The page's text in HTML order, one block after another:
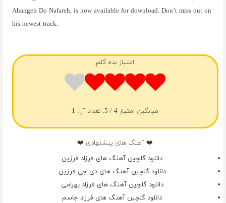
Ahangeh Do Nafareh, is now available for download. Don’t miss out on
his newest track.
امتیاز بده گلم
میانگین امتیاز 4/ 5. تعداد آرا: 1
❤️ آهنگ های پیشنهادی ❤️
دانلود گلچین آهنگ های فرزاد فرزین
دانلود گلچین آهنگ های دی جی فرزین
دانلود گلچین آهنگ های فرزاد بهرامی
دانلود گلچین آهنگ های فرزاد جاسم